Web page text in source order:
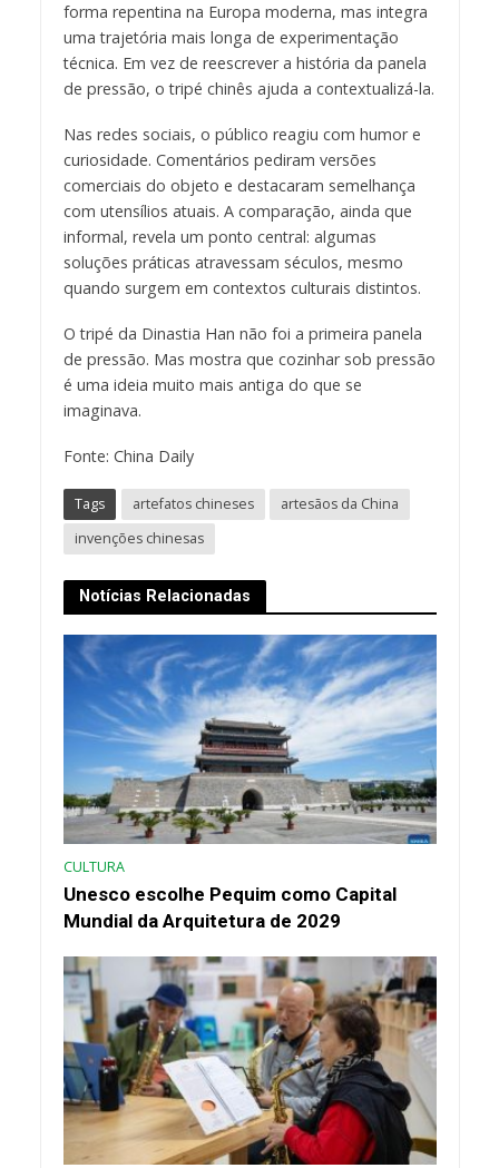
forma repentina na Europa moderna, mas integra
uma trajetória mais longa de experimentação
técnica. Em vez de reescrever a história da panela
de pressão, o tripé chinês ajuda a contextualizá-la.
Nas redes sociais, o público reagiu com humor e
curiosidade. Comentários pediram versões
comerciais do objeto e destacaram semelhança
com utensílios atuais. A comparação, ainda que
informal, revela um ponto central: algumas
soluções práticas atravessam séculos, mesmo
quando surgem em contextos culturais distintos.
O tripé da Dinastia Han não foi a primeira panela
de pressão. Mas mostra que cozinhar sob pressão
é uma ideia muito mais antiga do que se
imaginava.
Fonte: China Daily
Tags artefatos chineses
artesãos da China
invenções chinesas
Notícias Relacionadas
CULTURA
Unesco escolhe Pequim como Capital
Mundial da Arquitetura de 2029